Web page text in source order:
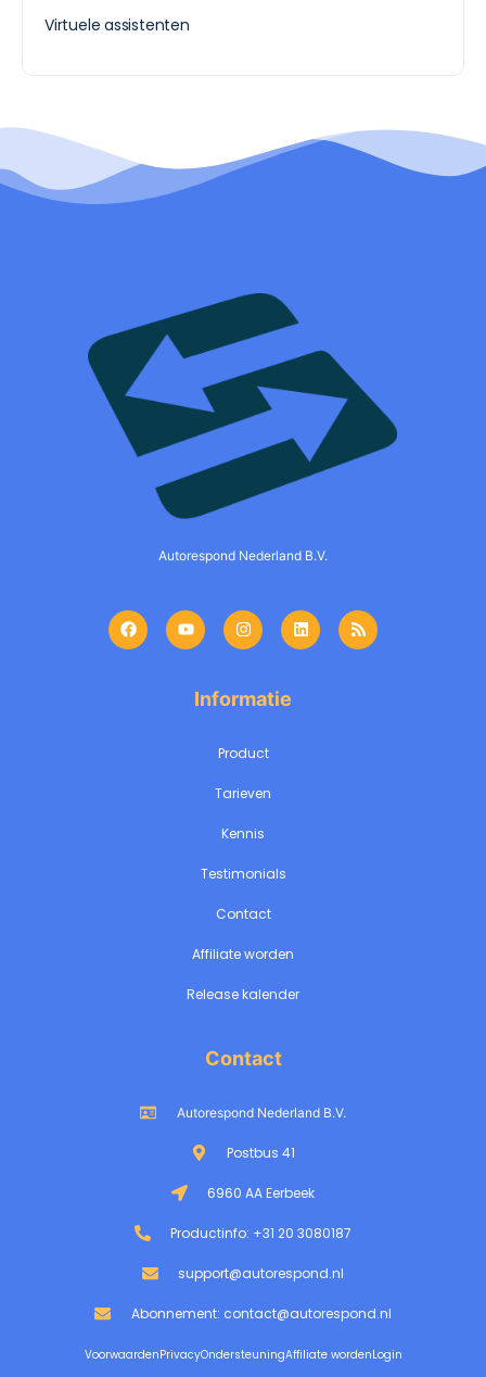
Virtuele assistenten
Autorespond Nederland B.V.
Informatie
Product
Tarieven
Kennis
Testimonials
Contact
Affiliate worden
Release kalender
Contact
Autorespond Nederland B.V.
Postbus 41
6960 AA Eerbeek
Productinfo: +31 20 3080187
support@autorespond.nl
Abonnement: contact@autorespond.nl
VoorwaardenPrivacyOndersteuningAffiliate wordenLogin